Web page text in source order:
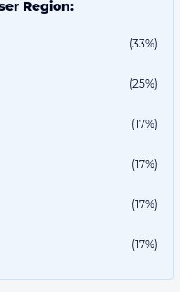
Region:
(33%)
(25%)
(17%)
(17%)
(17%)
(17%)